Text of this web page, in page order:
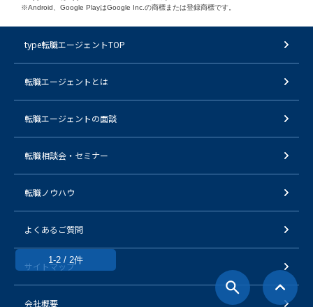
1-2 / 2件
※Android、Google PlayはGoogle Inc.の商標または登録商標です。
type転職エージェントTOP
転職エージェントとは
転職エージェントの面談
転職相談会・セミナー
転職ノウハウ
よくあるご質問
サイトマップ
会社概要